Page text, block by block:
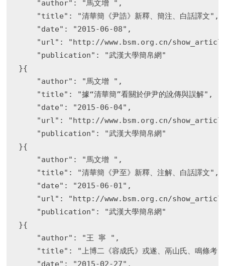
    "author": "馬文增 ",
    "title": "清華簡《尹誥》新釋、簡注、白話譯文",
    "date": "2015-06-08",
"url": "http://www.bsm.org.cn/
    "publication": "武漢大學簡帛網"
}{
    "author": "馬文增 ",
    "title": "據“清華簡”看關於伊尹的訛傳與誤解",
    "date": "2015-06-04",
"url": "http://www.bsm.org.cn/
    "publication": "武漢大學簡帛網"
}{
    "author": "馬文增 ",
    "title": "清華簡《尹至》新釋、注解、白話譯文",
    "date": "2015-06-01",
"url": "http://www.bsm.org.cn/
    "publication": "武漢大學簡帛網"
}{
    "author": "王 寧 ",
"title": "上博二《容成氏》戎遂、鬲山氏、鳴條考
    "date": "2015-02-27",